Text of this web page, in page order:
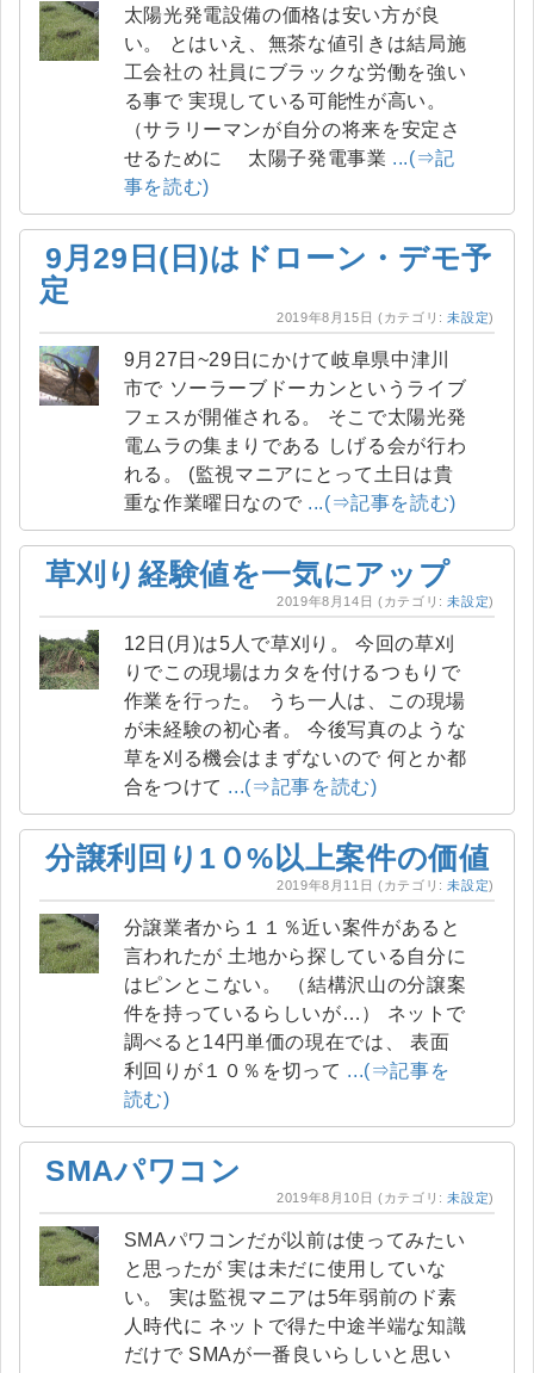
太陽光発電設備の価格は安い方が良
い。 とはいえ、無茶な値引きは結局施
工会社の 社員にブラックな労働を強い
る事で 実現している可能性が高い。
（サラリーマンが自分の将来を安定さ
せるために 太陽子発電事業 ...(⇒記
事を読む)
9月29日(日)はドローン・デモ予
定
2019年8月15日 (カテゴリ:未設定)
9月27日~29日にかけて岐阜県中津川
市で ソーラーブドーカンというライブ
フェスが開催される。 そこで太陽光発
電ムラの集まりである しげる会が行わ
れる。 (監視マニアにとって土日は貴
重な作業曜日なので ...(⇒記事を読む)
草刈り経験値を一気にアップ
2019年8月14日 (カテゴリ:未設定)
12日(月)は5人で草刈り。 今回の草刈
りでこの現場はカタを付けるつもりで
作業を行った。 うち一人は、この現場
が未経験の初心者。 今後写真のような
草を刈る機会はまずないので 何とか都
合をつけて ...(⇒記事を読む)
分譲利回り1０%以上案件の価値
2019年8月11日 (カテゴリ:未設定)
分譲業者から１１％近い案件があると
言われたが 土地から探している自分に
はピンとこない。 （結構沢山の分譲案
件を持っているらしいが…） ネットで
調べると14円単価の現在では、 表面
利回りが１０％を切って ...(⇒記事を
読む)
SMAパワコン
2019年8月10日 (カテゴリ:未設定)
SMAパワコンだが以前は使ってみたい
と思ったが 実は未だに使用していな
い。 実は監視マニアは5年弱前のド素
人時代に ネットで得た中途半端な知識
だけで SMAが一番良いらしいと思い